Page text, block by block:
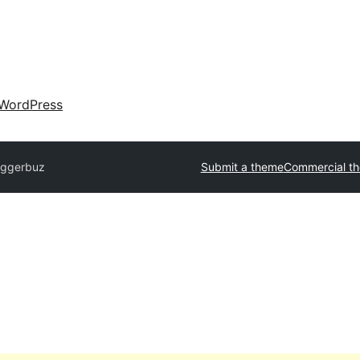
Submit a themeCommercial